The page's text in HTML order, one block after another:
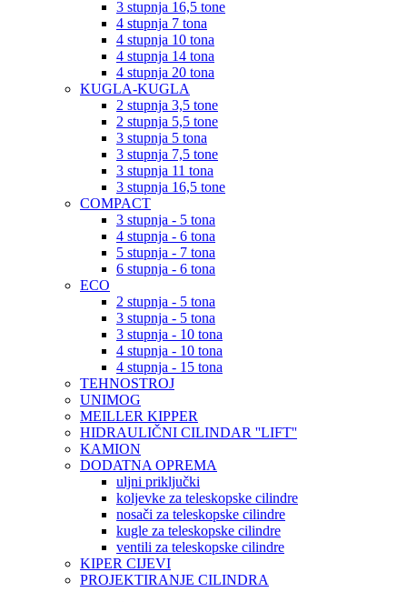
3 stupnja 16,5 tone
4 stupnja 7 tona
4 stupnja 10 tona
4 stupnja 14 tona
4 stupnja 20 tona
KUGLA-KUGLA
2 stupnja 3,5 tone
2 stupnja 5,5 tone
3 stupnja 5 tona
3 stupnja 7,5 tone
3 stupnja 11 tona
3 stupnja 16,5 tone
COMPACT
3 stupnja - 5 tona
4 stupnja - 6 tona
5 stupnja - 7 tona
6 stupnja - 6 tona
ECO
2 stupnja - 5 tona
3 stupnja - 5 tona
3 stupnja - 10 tona
4 stupnja - 10 tona
4 stupnja - 15 tona
TEHNOSTROJ
UNIMOG
MEILLER KIPPER
HIDRAULIČNI CILINDAR ''LIFT''
KAMION
DODATNA OPREMA
uljni priključki
koljevke za teleskopske cilindre
nosači za teleskopske cilindre
kugle za teleskopske cilindre
ventili za teleskopske cilindre
KIPER CIJEVI
PROJEKTIRANJE CILINDRA